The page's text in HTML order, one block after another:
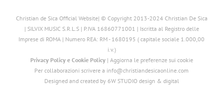
Christian de Sica Official Website| © Copyright 2013-2024 Christian De Sica
| SILVIX MUSIC S.R.L.S | P.IVA 16860771001 | Iscritta al Registro delle
Imprese di ROMA | Numero REA: RM - 1680195 ( capitale sociale 1.000,00
i.v.)
Privacy Policye Cookie Policy| Aggiorna le preferenze sui cookie
Per collaborazioni scrivere a info@christiandesicaonline.com
Designed and created by 6W STUDIO design & digital